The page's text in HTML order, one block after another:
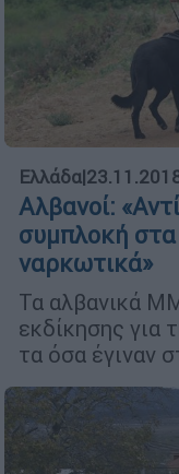
Ελλάδα|
Αλβανοί:
συμπλοκή στα
ναρκωτικά»
Τα αλβανικά
εκδίκησης για
τα όσα έγιναν